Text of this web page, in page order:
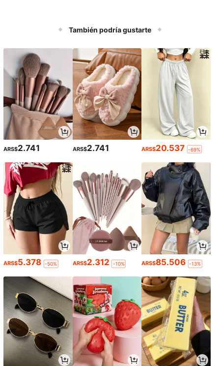
También podría gustarte
ARS$2.741 ARS$2.741 ARS$20.537 -69%
ARS$5.378 -50% ARS$2.312 -10% ARS$85.506 -13%